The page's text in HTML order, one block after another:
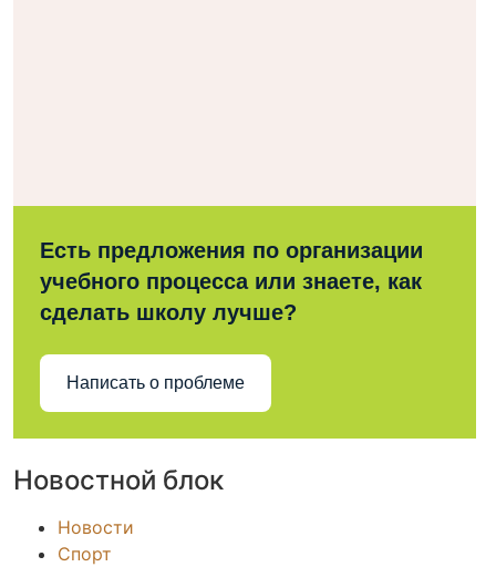
Есть предложения по организации
учебного процесса или знаете, как
сделать школу лучше?
Написать о проблеме
Новостной блок
Новости
Спорт